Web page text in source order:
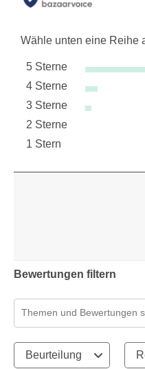
Wähle unten eine Reihe
5 Sterne Sterne
4 Sterne Sterne
3 Sterne Sterne
2 Sterne
1 Stern
Bewertungen filtern
Suchthemen und
Beurteilung